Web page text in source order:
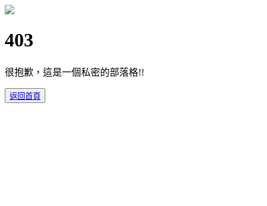
403
很抱歉，這是一個私密的部落格!!
返回首頁